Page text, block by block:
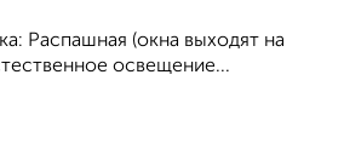
Распашная (окна выходят на
освещение...